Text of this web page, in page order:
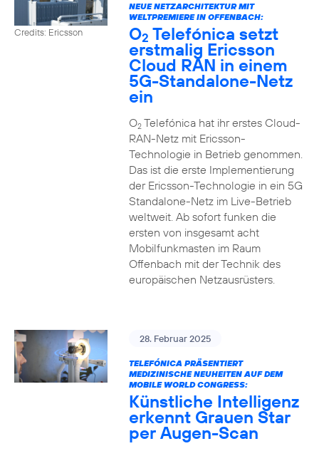
Credits: Ericsson
NEUE NETZARCHITEKTUR MIT
WELTPREMIERE IN OFFENBACH:
O2 Telefónica setzt
erstmalig Ericsson
Cloud RAN in einem
5G-Standalone-Netz
ein
O2Telefónica hat ihr erstes Cloud-
RAN-Netz mit Ericsson-
Technologie in Betrieb genommen.
Das ist die erste Implementierung
der Ericsson-Technologie in ein 5G
Standalone-Netz im Live-Betrieb
weltweit. Ab sofort funken die
ersten von insgesamt acht
Mobilfunkmasten im Raum
Offenbach mit der Technik des
europäischen Netzausrüsters.
28. Februar 2025
TELEFÓNICA PRÄSENTIERT
MEDIZINISCHE NEUHEITEN AUF DEM
MOBILE WORLD CONGRESS:
Künstliche Intelligenz
erkennt Grauen Star
per Augen-Scan